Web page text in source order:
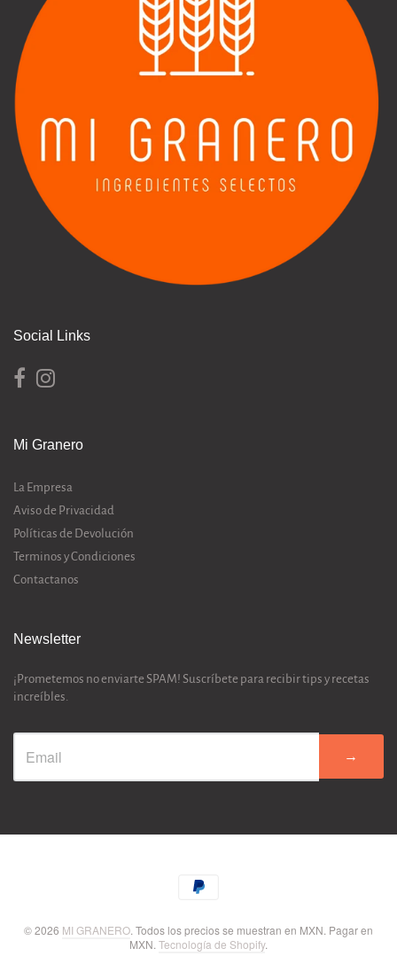
Social Links
Mi Granero
La Empresa
Aviso de Privacidad
Políticas de Devolución
Terminos y Condiciones
Contactanos
Newsletter
¡Prometemos no enviarte SPAM! Suscríbete para recibir tips y recetas
increíbles.
→
© 2026 MI GRANERO. Todos los precios se muestran en MXN. Pagar en
MXN. Tecnología de Shopify.